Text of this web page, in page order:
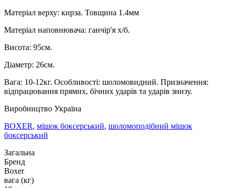
Матеріал верху: кирза. Товщина 1.4мм
Матеріал наповнювача: ганчір'я х/б.
Висота: 95см.
Діаметр: 26см.
Вага: 10-12кг. Особливості: шоломовидний. Призначення:
відпрацювання прямих, бічних ударів та ударів знизу.
Виробництво Україна
BOXER, мішок боксерський, шоломоподібний мішок
боксерський
Загальна
Бренд
Boxer
вага (кг)